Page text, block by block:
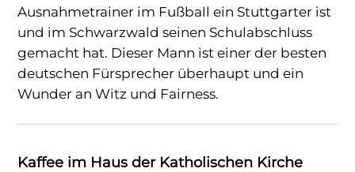
Ausnahmetrainer im Fußball ein Stuttgarter ist
und im Schwarzwald seinen Schulabschluss
gemacht hat. Dieser Mann ist einer der besten
deutschen Fürsprecher überhaupt und ein
Wunder an Witz und Fairness.
Kaffee im Haus der Katholischen Kirche